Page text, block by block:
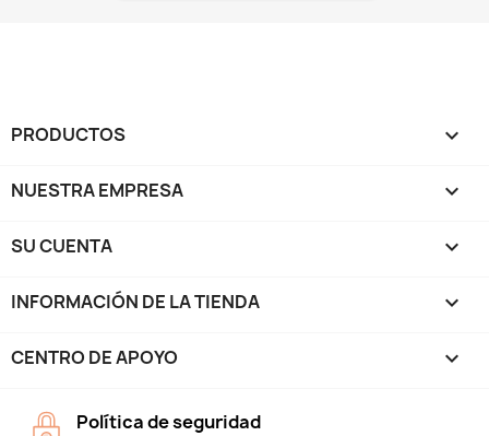
PRODUCTOS 
NUESTRA EMPRESA 
SU CUENTA 
INFORMACIÓN DE LA TIENDA keyboard_arrow_down
CENTRO DE APOYO 
Política de seguridad